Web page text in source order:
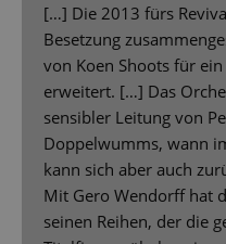
[…] Die 2013 fürs
Besetzung
von Koen Shoots für
erweitert. […] Das
sensibler Leitung von
Doppelwumms, wann
kann sich aber auch
Mit Gero Wendorff hat
seinen Reihen, der die